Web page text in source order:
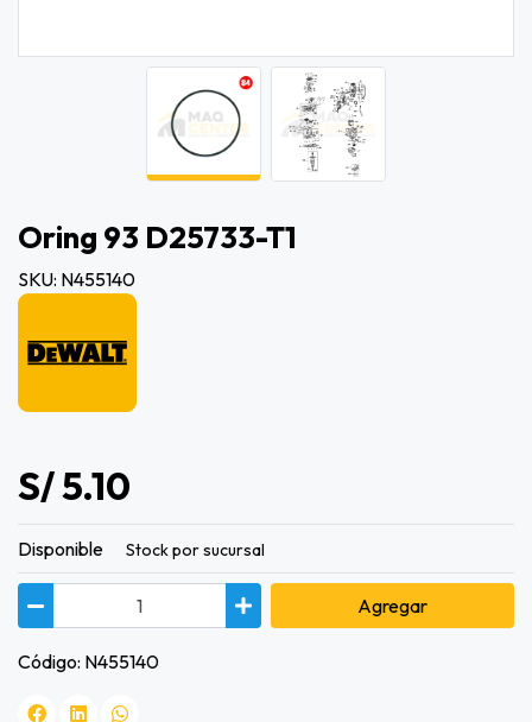
Oring 93 D25733-T1
SKU: N455140
S/ 5.10
Disponible Stock por sucursal
Agregar
Código: N455140